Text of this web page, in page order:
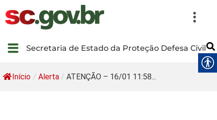
Secretaria de Estado da Proteção Defesa Civil
Início / Alerta / ATENÇÃO – 16/01 11:58...